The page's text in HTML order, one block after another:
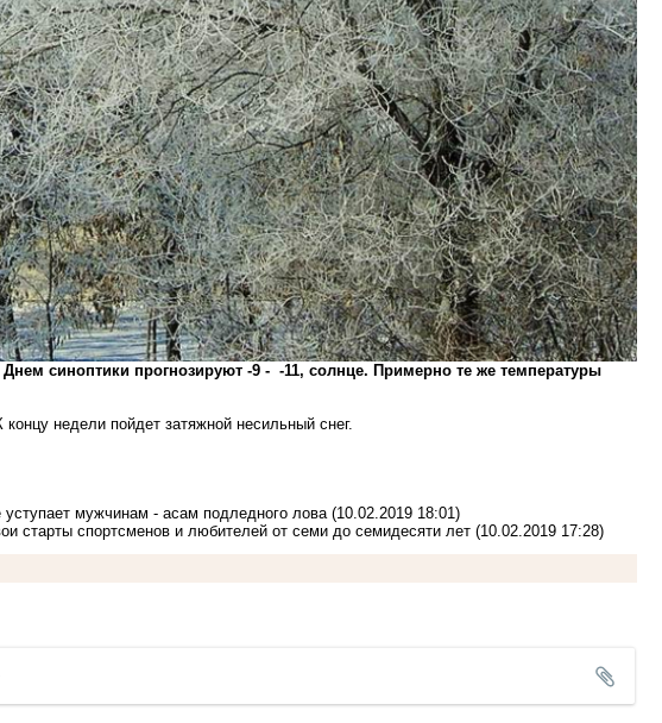
синоптики прогнозируют -9 - -11, солнце. Примерно те же температуры
недели пойдет затяжной несильный снег.
мужчинам - асам подледного лова (10.02.2019 18:01)
старты спортсменов и любителей от семи до семидесяти лет (10.02.2019 17:28)